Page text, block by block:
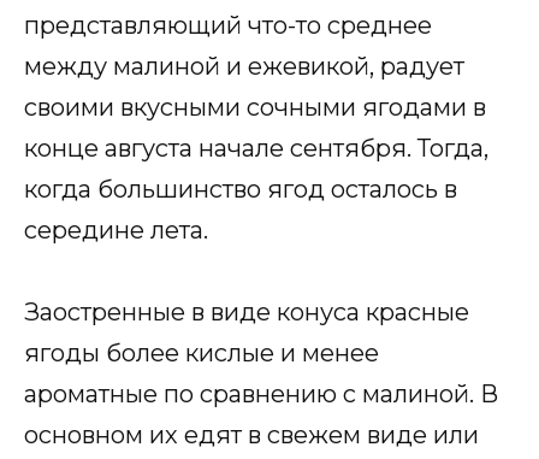
представляющий что-то среднее
между малиной и ежевикой, радует
своими вкусными сочными ягодами в
конце августа начале сентября. Тогда,
когда большинство ягод осталось в
середине лета.
Заостренные в виде конуса красные
ягоды более кислые и менее
ароматные по сравнению с малиной. В
основном их едят в свежем виде или